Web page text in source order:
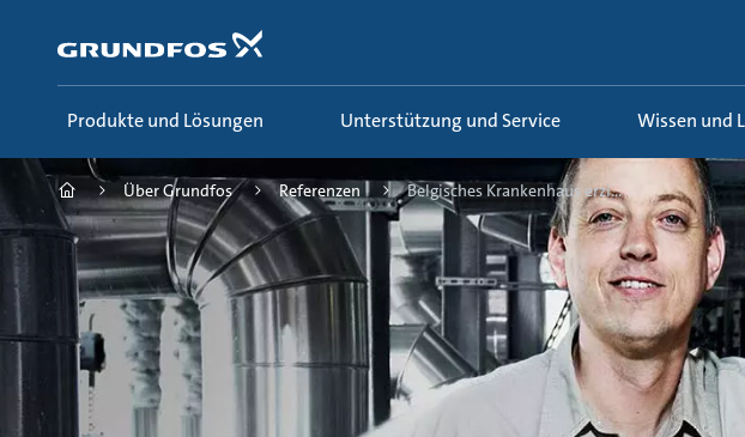
springen
Produkte und Lösungen Unterstützung und Service Wissen und
Über Grundfos Referenzen Belgisches Krankenhaus erzi...